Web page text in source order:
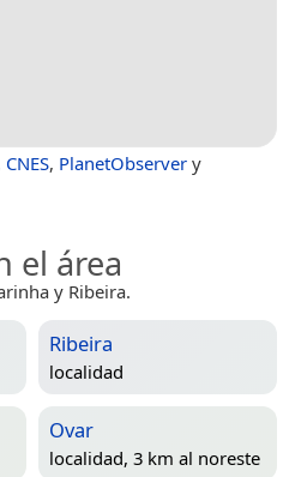
CNES, PlanetObserver y
el área
y Ribeira.
Ribeira
localidad
Ovar
localidad, 3 km al noreste